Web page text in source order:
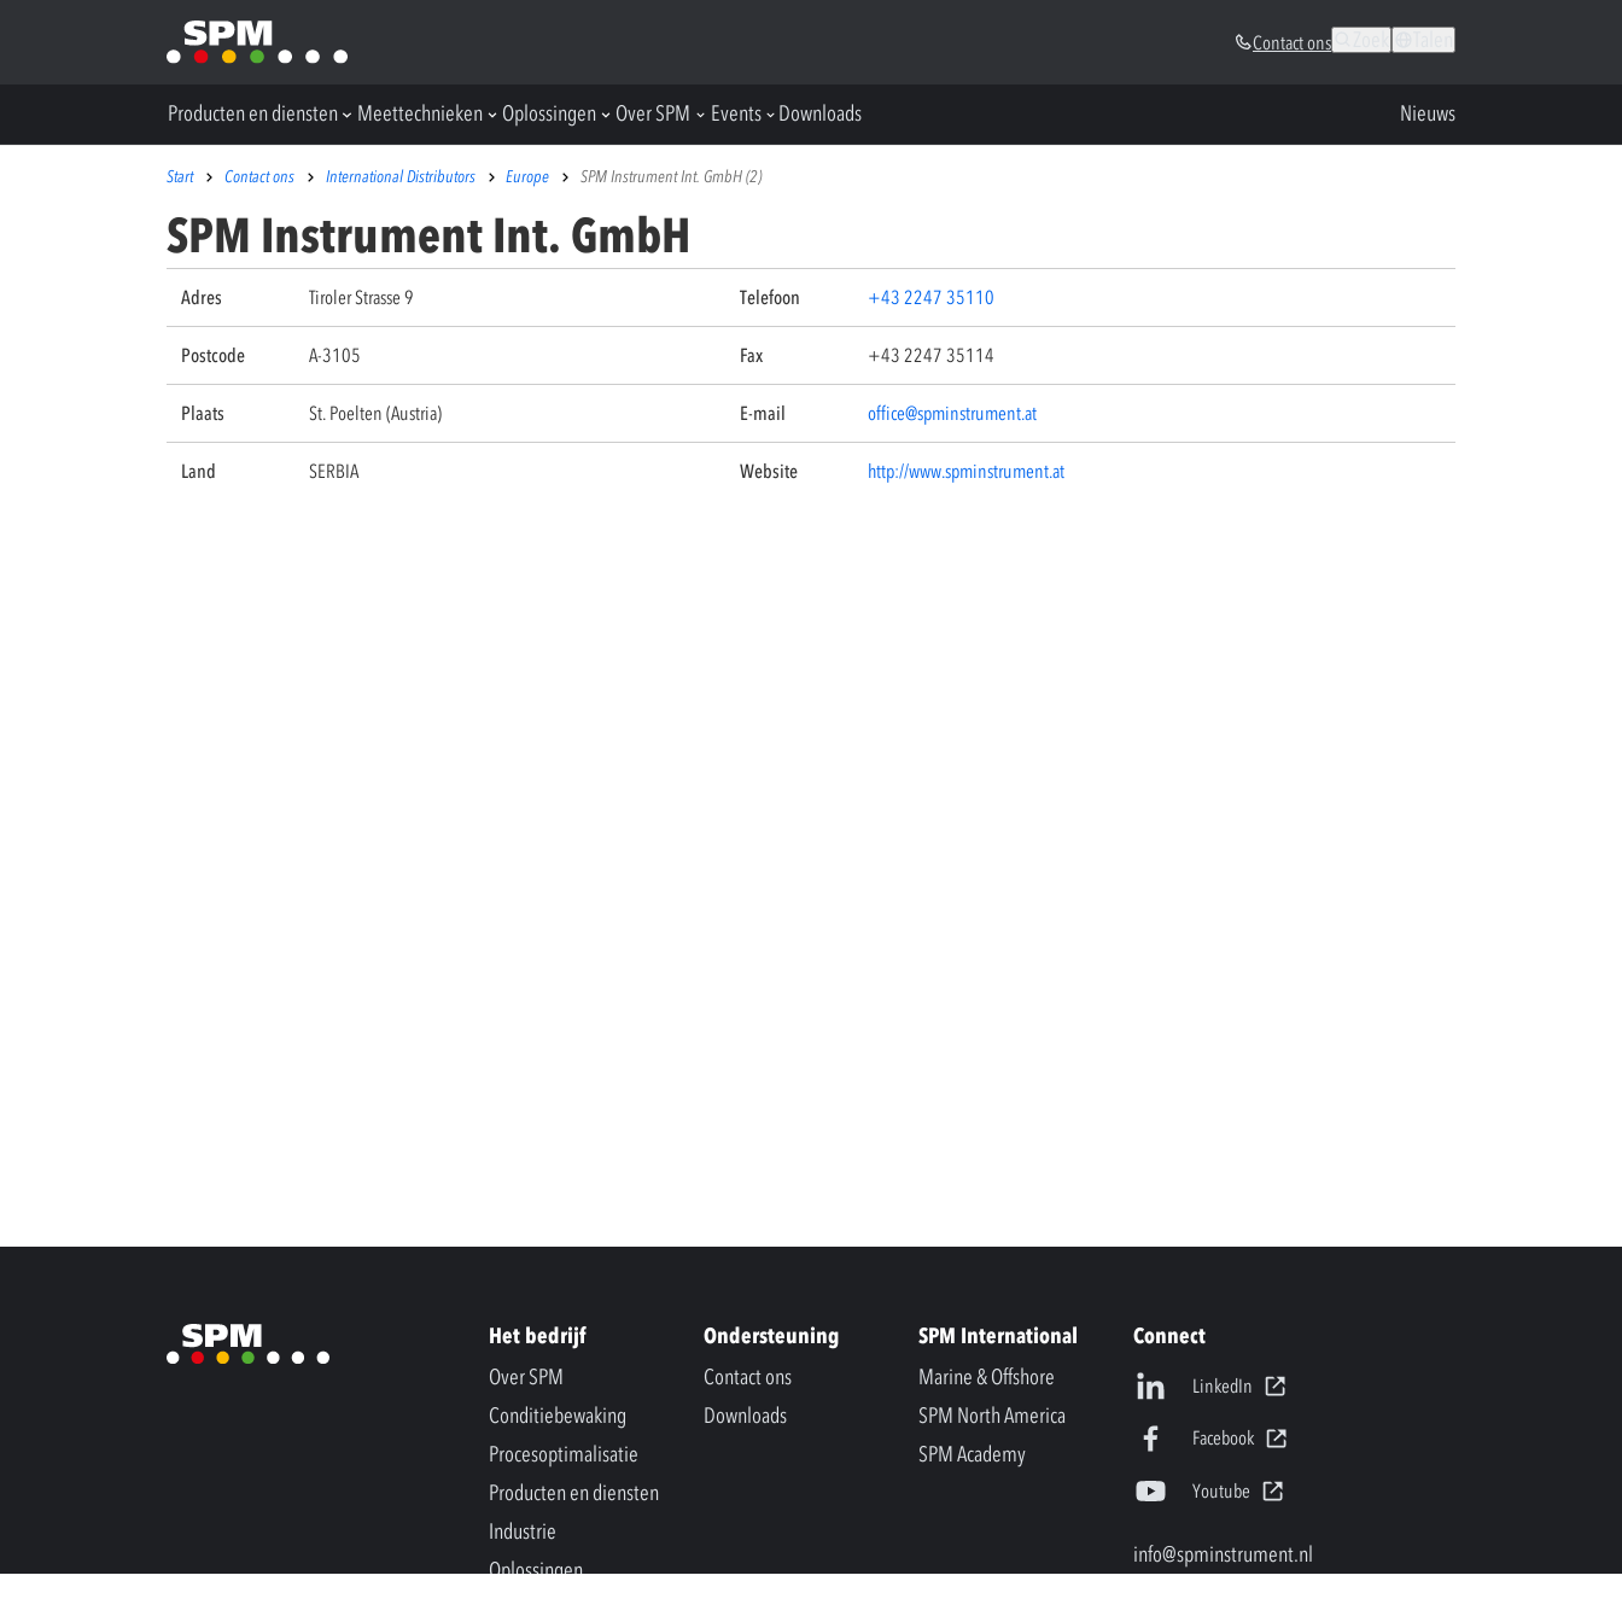
Contact ons
Producten en diensten Meettechnieken Oplossingen Over SPM Events Downloads Nieuws
Start Contact ons International Distributors Europe SPM Instrument Int. GmbH (2)
SPM Instrument Int. GmbH
Adres Tiroler Strasse 9 Telefoon +43 2247 35110
Postcode A-3105 Fax +43 2247 35114
Plaats St. Poelten (Austria) E-mail office@spminstrument.at
Land SERBIA Website http://www.spminstrument.at
Het bedrijf
Over SPM
Conditiebewaking
Procesoptimalisatie
Producten en diensten
Industrie
Oplossingen
Ondersteuning
Contact ons
Downloads
SPM International
Marine & Offshore
SPM North America
SPM Academy
Connect
LinkedIn
Facebook
Youtube
info@spminstrument.nl